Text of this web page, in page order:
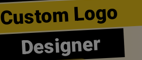
Custom Logo
Designer